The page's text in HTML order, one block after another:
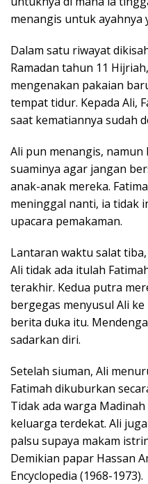
menangis untuk ayahnya
Dalam satu riwayat
Ramadan tahun 11
mengenakan pakaian
tempat tidur. Kepada Ali,
saat kematiannya sudah
Ali pun menangis,
suaminya agar jangan
anak-anak mereka.
meninggal nanti, ia tidak
upacara pemakaman.
Lantaran waktu salat
Ali tidak ada itulah
terakhir. Kedua putra
bergegas menyusul Ali
berita duka itu.
sadarkan diri.
Setelah siuman, Ali
Fatimah dikuburkan
Tidak ada warga
keluarga terdekat. Ali
palsu supaya makam
Demikian papar Hassan
Encyclopedia (1968-1973).